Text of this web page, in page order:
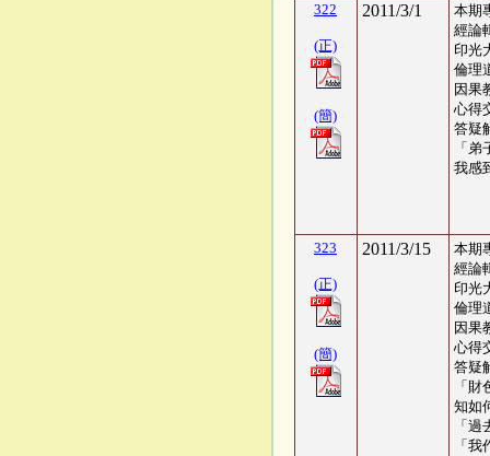
322
(正)
(簡)
2011/3/1
本期
經論
印光
倫理
因果
心得
答疑
「
我感
323
(正)
(簡)
2011/3/15
本期
經論
印光
倫理
因果
心得
答疑
「
知如
「
「